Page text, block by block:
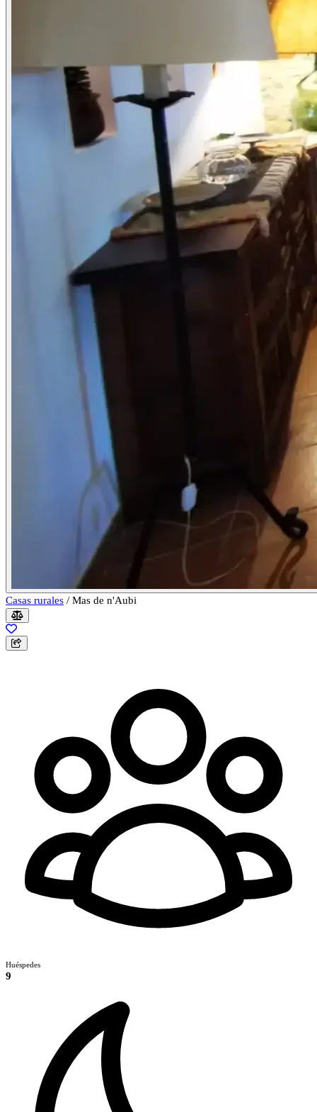
Casas rurales / Mas de n'Aubi
Huéspedes
9